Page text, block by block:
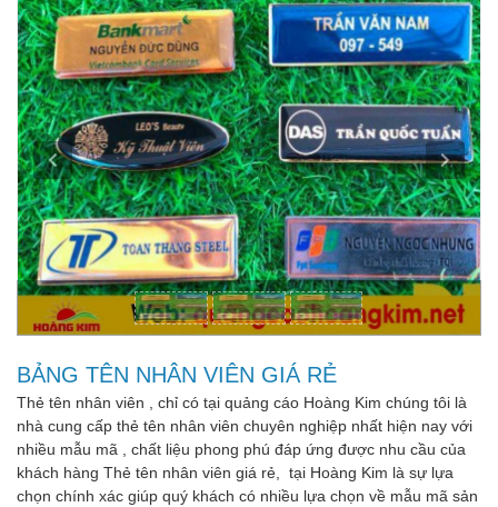
BẢNG TÊN NHÂN VIÊN GIÁ RẺ
Thẻ tên nhân viên , chỉ có tại quảng cáo Hoàng Kim chúng tôi là
nhà cung cấp thẻ tên nhân viên chuyên nghiệp nhất hiện nay với
nhiều mẫu mã , chất liệu phong phú đáp ứng được nhu cầu của
khách hàng Thẻ tên nhân viên giá rẻ, tại Hoàng Kim là sự lựa
chọn chính xác giúp quý khách có nhiều lựa chọn về mẫu mã sản